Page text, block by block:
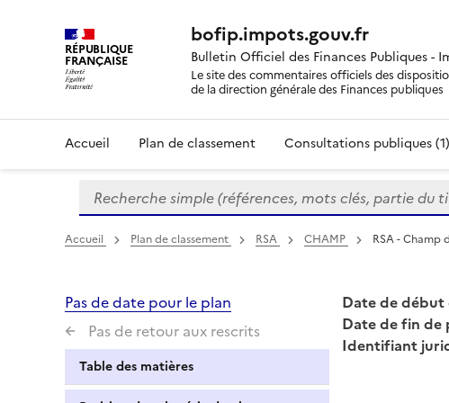
RÉPUBLIQUE
FRANÇAISE
bofip.impots.gouv.fr
Bulletin Officiel des Finances Publiques -
Le site des commentaires officiels des
de la direction générale des Finances publiques
Accueil Plan de classement Consultations publiques (1)
Formulaire
de
recherche
Recherche simple (références, mots clés, partie du
Accueil Plan de classement RSA CHAMP RSA - Champ
Pas de date pour le plan
Pas de retour aux rescrits
Table des matières
Date de
Date de fin de
Identifiant